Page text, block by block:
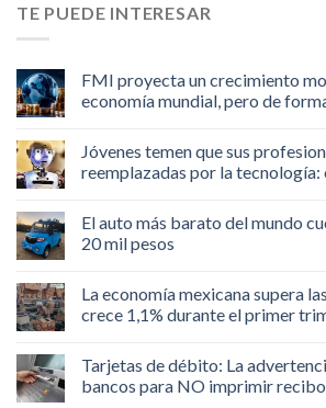
TE PUEDE INTERESAR
FMI proyecta un crecimiento
economía mundial, pero de forma
Jóvenes temen que sus
reemplazadas por la tecnología:
El auto más barato del mundo
20 mil pesos
La economía mexicana supera
crece 1,1% durante el primer
Tarjetas de débito: La
bancos para NO imprimir